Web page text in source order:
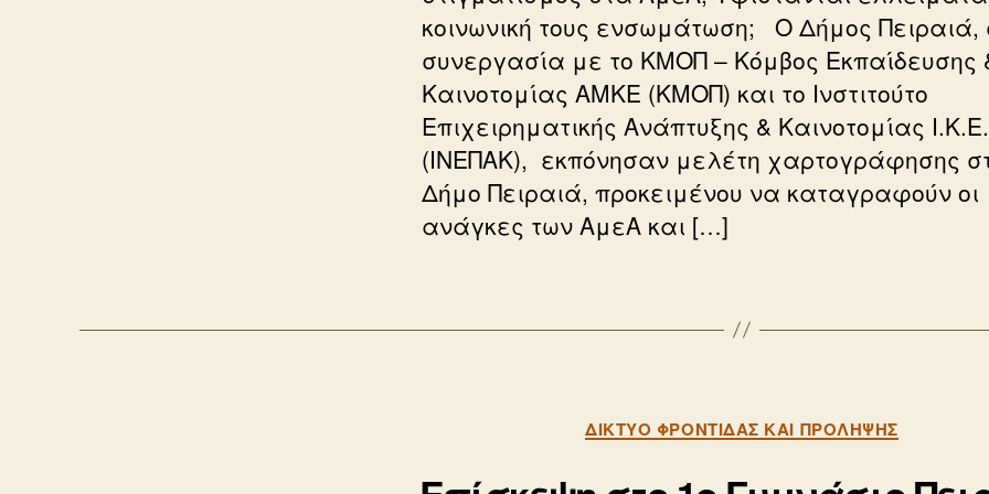
κοινωνική τους ενσωμάτωση; Ο Δήμος Πειραιά,
συνεργασία με το ΚΜΟΠ – Κόμβος Εκπαίδευσης
Καινοτομίας ΑΜΚΕ (ΚΜΟΠ) και το Ινστιτούτο
Επιχειρηματικής Ανάπτυξης & Καινοτομίας Ι.Κ.Ε.
(ΙΝΕΠΑΚ), εκπόνησαν μελέτη χαρτογράφησης
Δήμο Πειραιά, προκειμένου να καταγραφούν οι
ανάγκες των ΑμεΑ και […]
Κατηγορίες
ΔΊΚΤΥΟ ΦΡΟΝΤΊΔΑΣ ΚΑΙ ΠΡΌΛΗΨΗΣ